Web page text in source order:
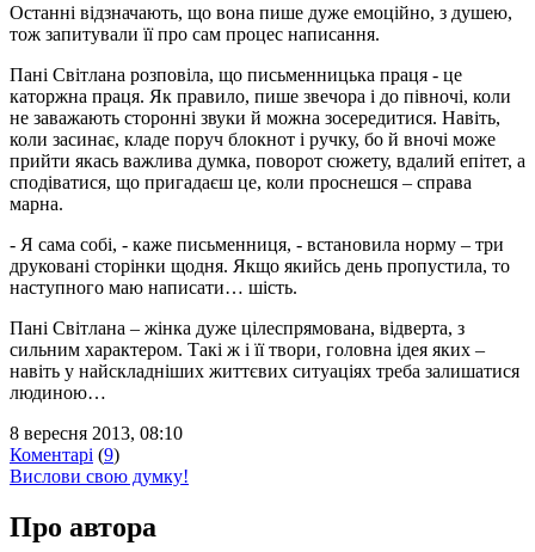
Останні відзначають, що вона пише дуже емоційно, з душею,
тож запитували її про сам процес написання.
Пані Світлана розповіла, що письменницька праця - це
каторжна праця. Як правило, пише звечора і до півночі, коли
не заважають сторонні звуки й можна зосередитися. Навіть,
коли засинає, кладе поруч блокнот і ручку, бо й вночі може
прийти якась важлива думка, поворот сюжету, вдалий епітет, а
сподіватися, що пригадаєш це, коли проснешся – справа
марна.
- Я сама собі, - каже письменниця, - встановила норму – три
друковані сторінки щодня. Якщо якийсь день пропустила, то
наступного маю написати… шість.
Пані Світлана – жінка дуже цілеспрямована, відверта, з
сильним характером. Такі ж і її твори, головна ідея яких –
навіть у найскладніших життєвих ситуаціях треба залишатися
людиною…
8 вересня 2013, 08:10
Коментарі (9)
Вислови свою думку!
Про автора